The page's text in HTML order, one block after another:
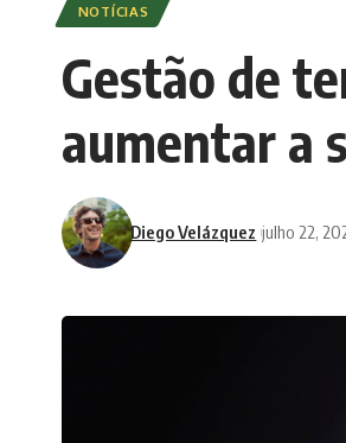
NOTÍCIAS
Gestão de
aumentar a
Diego Velázquez julho 22,